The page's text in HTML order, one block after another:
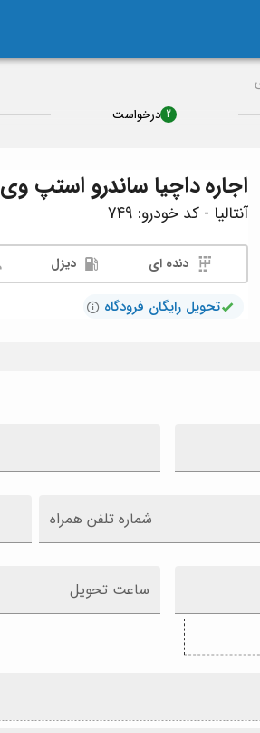
2 درخواست
اجارهداچیا ساندرو استپ وی
آنتالیا - کد خودرو: 749
دنده ای دیزل
تحویل رایگان فرودگاه
شماره تلفن همراه
ساعت تحویل